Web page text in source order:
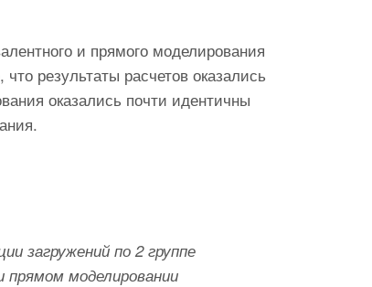
и прямого моделирования
результаты расчетов оказались
оказались почти идентичны
загружений по 2 группе
прямом моделировании